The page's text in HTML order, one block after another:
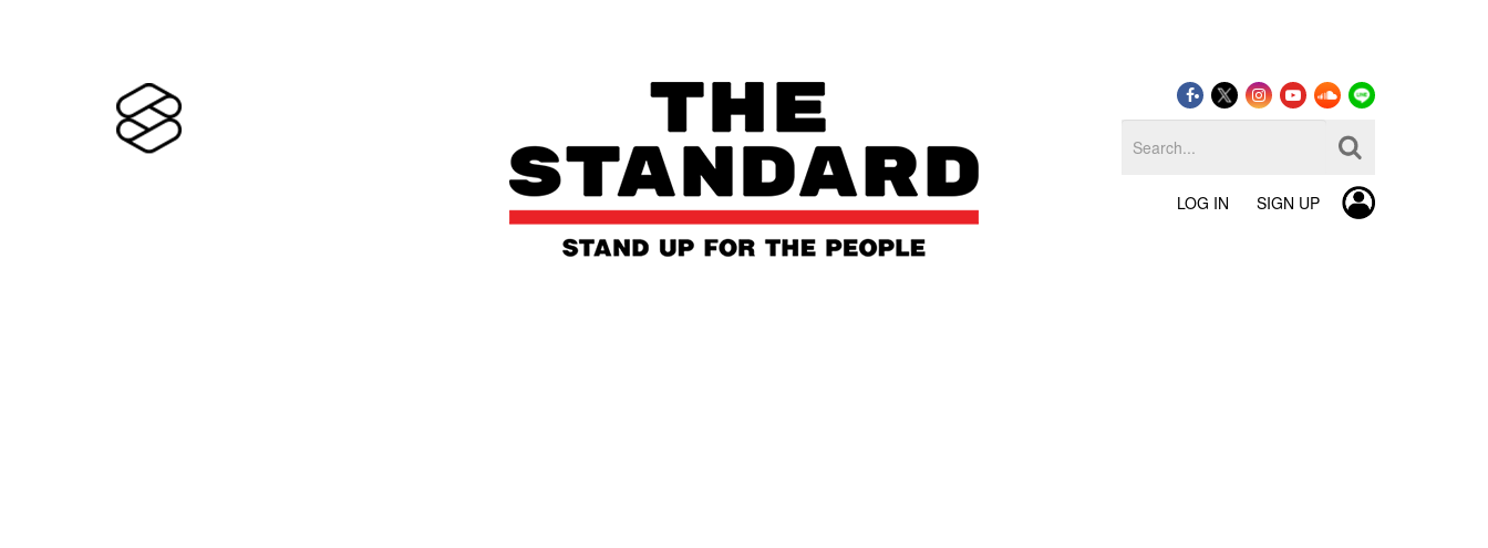
LOG IN SIGN UP